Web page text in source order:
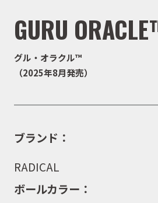
GURU
グル・オラクル™
（2025年8月発売）
ブランド：
RADICAL
ボールカラー：